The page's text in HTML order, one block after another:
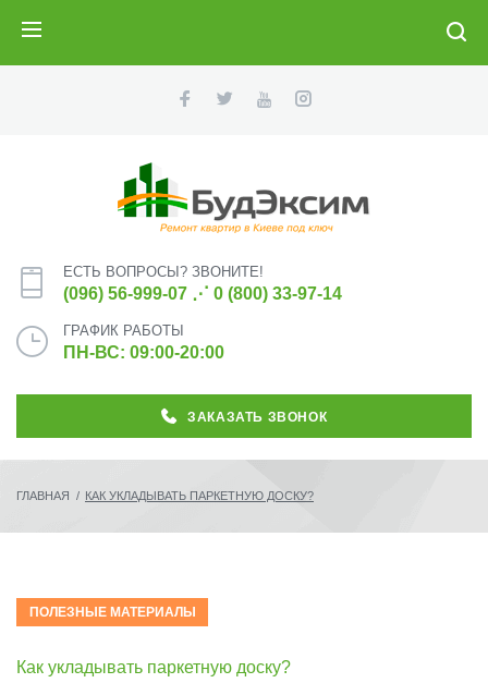
ЕСТЬ ВОПРОСЫ? ЗВОНИТЕ!
(096) 56-999-07 ⋰ 0 (800) 33-97-14
ГРАФИК РАБОТЫ
ПН-ВС: 09:00-20:00
ЗАКАЗАТЬ ЗВОНОК
ГЛАВНАЯ / КАК УКЛАДЫВАТЬ ПАРКЕТНУЮ ДОСКУ?
ПОЛЕЗНЫЕ МАТЕРИАЛЫ
Как укладывать паркетную доску?